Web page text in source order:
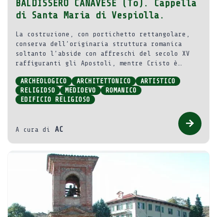
BALDISSERO CANAVESE (To). Cappella
di Santa Maria di Vespiolla.
La costruzione, con portichetto rettangolare,
conserva dell’originaria struttura romanica
soltanto l’abside con affreschi del secolo XV
raffiguranti gli Apostoli, mentre Cristo è
Evangelisti.
ARCHEOLOGICO ARCHITETTONICO
ARTISTICO
RELIGIOSO
MEDIOEVO
ROMANICO
EDIFICIO RELIGIOSO
A cura di AC